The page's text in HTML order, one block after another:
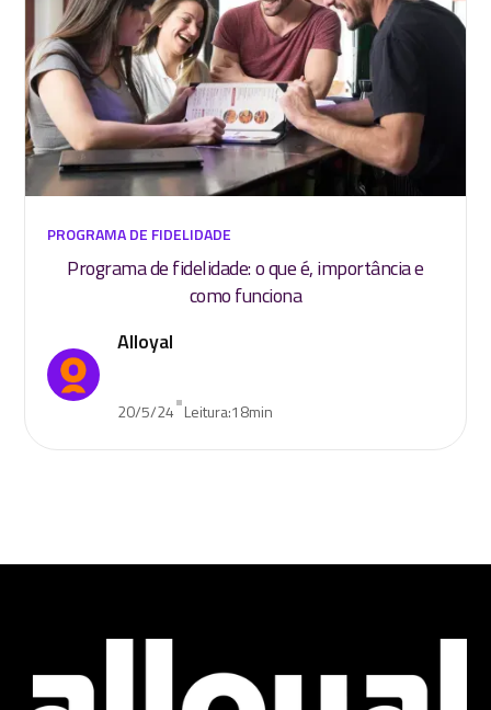
PROGRAMA DE FIDELIDADE
Programa de fidelidade: o que é, importância e
como funciona
Alloyal
20/5/24•Leitura:18min